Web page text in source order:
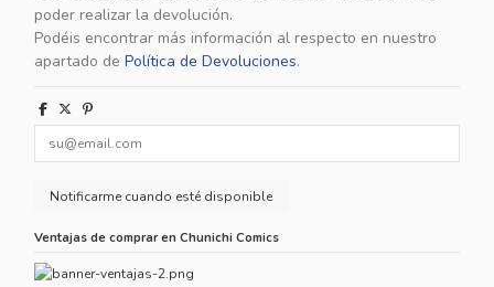
poder realizar la devolución.
Podéis encontrar más información al respecto en nuestro
apartado de Política de Devoluciones.
Ventajas de comprar en Chunichi Comics